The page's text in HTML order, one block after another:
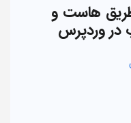
هاست و
در وردپرس